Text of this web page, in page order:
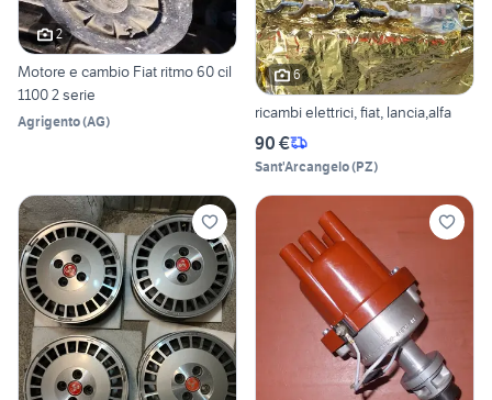
2
Motore e cambio Fiat ritmo 60 cil
1100 2 serie
Agrigento(AG)
6
ricambi elettrici, fiat, lancia,alfa
90 €
Sant'Arcangelo(PZ)